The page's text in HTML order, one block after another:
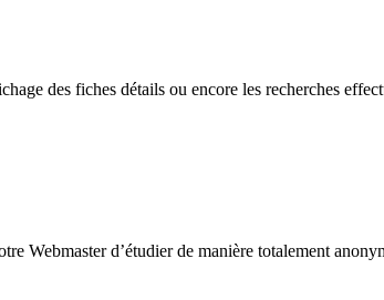
des fiches détails ou encore les recherches
Webmaster d’étudier de manière totalement